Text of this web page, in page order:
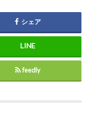
シェア
feedly